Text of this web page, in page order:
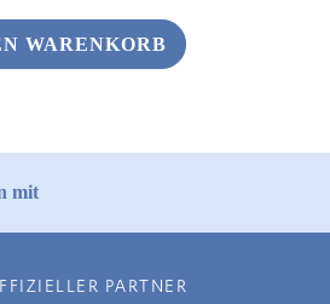
5,90€ 2,95.
WARENKORB
mit
PARTNER